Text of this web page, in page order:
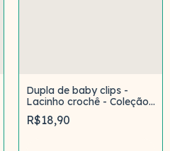
Dupla de baby clips -
Lacinho crochê - Coleção
Outono Campestre
R$18,90